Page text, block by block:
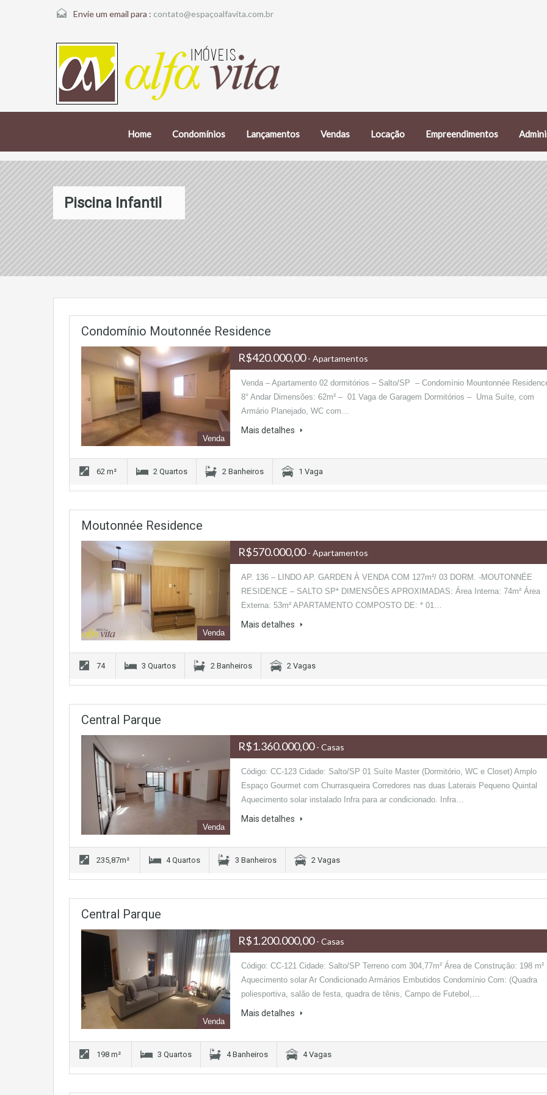
Envie um email para : contato@espaçoalfavita.com.br
Home Condomínios Lançamentos Vendas Locação Empreendimentos
Piscina Infantil
Condomínio Moutonnée Residence
Venda
R$420.000,00- Apartamentos
Venda – Apartamento 02 dormitórios – Salto/SP – Condomínio Mountonnée
8° Andar Dimensões: 62m² – 01 Vaga de Garagem Dormitórios – Uma Suíte, com
Armário Planejado, WC com…
Mais detalhes
62 m² 2 Quartos 2 Banheiros 1 Vaga
Moutonnée Residence
Venda
R$570.000,00- Apartamentos
AP. 136 – LINDO AP. GARDEN À VENDA COM 127m²/ 03 DORM. -MOUTONNÉE
RESIDENCE – SALTO SP* DIMENSÕES APROXIMADAS: Área Interna: 74m² Área
Externa: 53m² APARTAMENTO COMPOSTO DE: * 01…
Mais detalhes
74 3 Quartos 2 Banheiros 2 Vagas
Central Parque
Venda
R$1.360.000,00- Casas
Código: CC-123 Cidade: Salto/SP 01 Suíte Master (Dormitório, WC e Closet) Amplo
Espaço Gourmet com Churrasqueira Corredores nas duas Laterais Pequeno Quintal
Aquecimento solar instalado Infra para ar condicionado. Infra…
Mais detalhes
235,87m² 4 Quartos 3 Banheiros 2 Vagas
Central Parque
Venda
R$1.200.000,00- Casas
Código: CC-121 Cidade: Salto/SP Terreno com 304,77m² Área de Construção: 198 m²
Aquecimento solar Ar Condicionado Armários Embutidos Condomínio Com: (Quadra
poliesportiva, salão de festa, quadra de tênis, Campo de Futebol,…
Mais detalhes
198 m² 3 Quartos 4 Banheiros 4 Vagas